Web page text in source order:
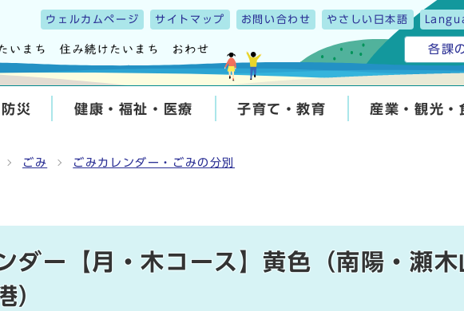
ウェルカムページ サイトマップ お問い合わせ やさしい日本語
各課
防災 健康・福祉・医療 子育て・教育 産業・観光・
ごみ ごみカレンダー・ごみの分別
ダー【月・木コース】黄色（南陽・瀬
）